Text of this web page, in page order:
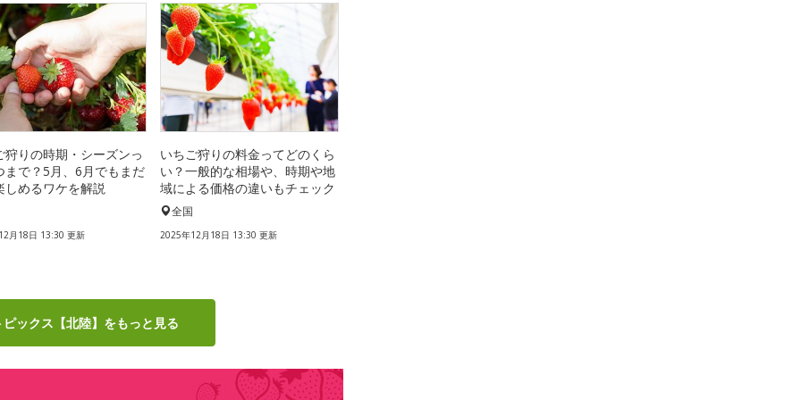
狩りの時期・シーズンっ
まで？5月、6月でもまだ
しめるワケを解説
月18日 13:30 更新
いちご狩りの料金ってどのくら
い？一般的な相場や、時期や地
域による価格の違いもチェック
全国
2025年12月18日 13:30 更新
ックス【北陸】をもっと見る